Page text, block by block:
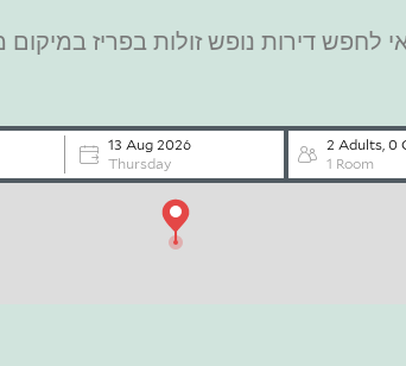
דירות נופש זולות בפריז במיקום